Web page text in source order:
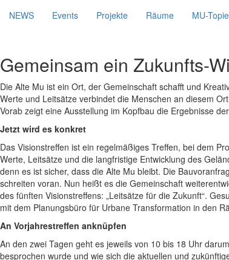
NEWS Events Projekte Räume MU-Topie
Gemeinsam ein Zukunfts-
Die Alte Mu ist ein Ort, der Gemeinschaft schafft und
Werte und Leitsätze verbindet die Menschen an diesem
Vorab zeigt eine Ausstellung im Kopfbau die Ergebnisse
Jetzt wird es konkret
Das Visionstreffen ist ein regelmäßiges Treffen, bei dem
Werte, Leitsätze und die langfristige Entwicklung des
denn es ist sicher, dass die Alte Mu bleibt. Die
schreiten voran. Nun heißt es die Gemeinschaft
des fünften Visionstreffens: „Leitsätze für die Zukunft“.
mit dem Planungsbüro für Urbane Transformation in den
An Vorjahrestreffen anknüpfen
An den zwei Tagen geht es jeweils von 10 bis 18 Uhr
besprochen wurde und wie sich die aktuellen und